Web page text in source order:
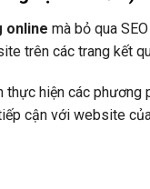
online mà bỏ qua
trên các trang kết
thực hiện các
cận với website